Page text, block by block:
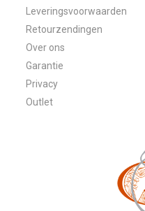
Leveringsvoorwaarden
Retourzendingen
Over ons
Garantie
Privacy
Outlet